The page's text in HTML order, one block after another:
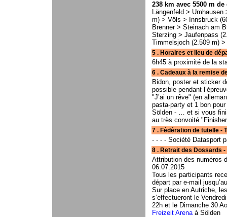
238 km avec 5500 m
Längenfeld >
m) > Völs > Innsbruck
Brenner > Steinach am
Sterzing > Jaufenpass
Timmelsjoch (2.509 m) >
5 . Horaires et lieu de
6h45 à proximité de la
6 . Cadeaux à la remise
Bidon, poster et sticker
possible pendant
"J’ai un rêve" (en
pasta-party et 1 bon
Sölden - … et si vous
au très convoité
7 . Fédération de tutelle -
- - - - Société Datasport
8 . Retrait des Dossards -
Attribution des numéros
06.07.2015
Tous les participants
départ par e-mail
Sur place en Autriche,
s’effectueront le
22h et le Dimanche 30
Freizeit Arenaà Sölden